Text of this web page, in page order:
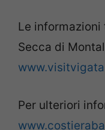
Le
Secca di
Per ulteriori